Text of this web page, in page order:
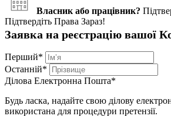
Власник або працівник?
Підтвердіть Права Зараз!
Заявка на реєстрацію вашої
Перший*
Останній*
Ділова Електронна Пошта*
Будь ласка, надайте свою ділову
використана для процедури претензії.